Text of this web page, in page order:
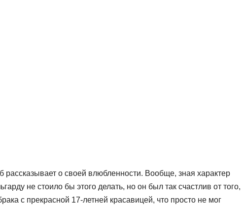
рассказывает о своей влюбленности. Вообще, зная характер
не стоило бы этого делать, но он был так счастлив от того,
с прекрасной 17-летней красавицей, что просто не мог